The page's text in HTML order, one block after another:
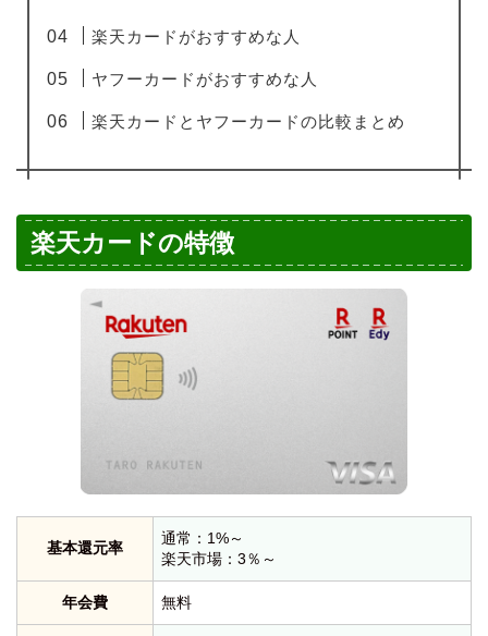
楽天カードがおすすめな人
ヤフーカードがおすすめな人
楽天カードとヤフーカードの比較まとめ
楽天カードの特徴
基本還元率
通常：1%～
楽天市場：3％～
年会費 無料